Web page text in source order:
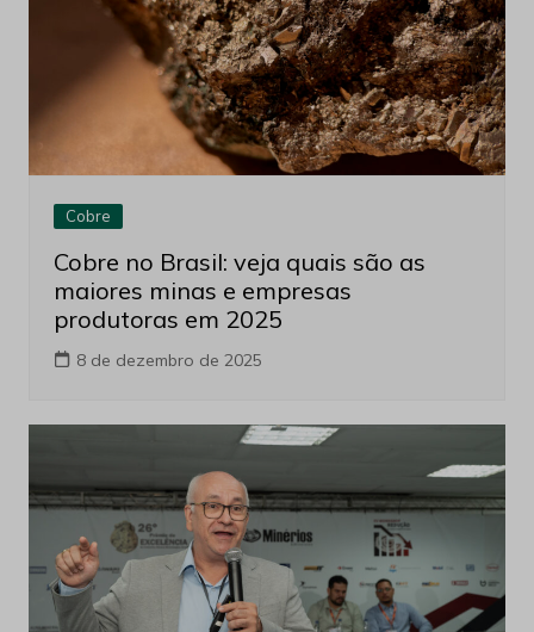
Cobre
Cobre no Brasil: veja quais são as
maiores minas e empresas
produtoras em 2025
8 de dezembro de 2025